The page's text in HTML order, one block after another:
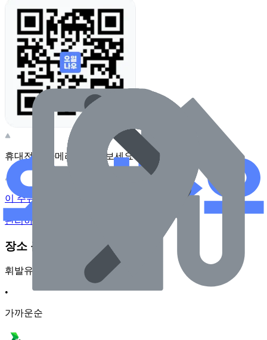
휴대전화 카메라로 찍어보세요
이 주유소의 사장님이신가요?
관리하기
장소 근처 주유소
휘발유
•
가까운순